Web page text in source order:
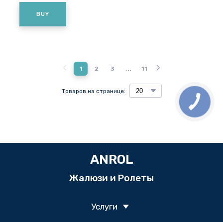
BUY
Товаров на странице:
1 2 3 ... 11
ANROL
Жалюзи и Ролеты
Услуги